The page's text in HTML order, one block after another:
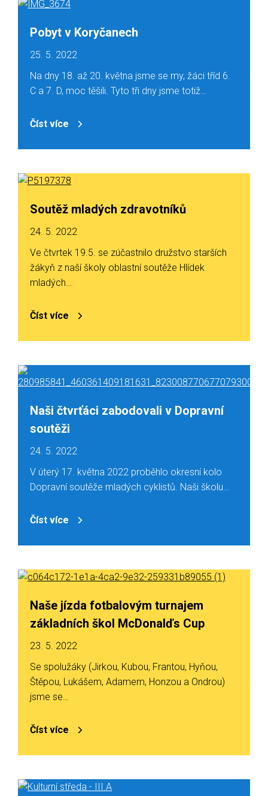
Pobyt v Koryčanech
25. 5. 2022
Na dny 18. až 20. května jsme se my, žáci tříd 6.
C a 7. D, moc těšili. Tyto tři dny jsme totiž…
Číst více
Soutěž mladých zdravotníků
24. 5. 2022
Ve čtvrtek 19.5. se zúčastnilo družstvo starších
žákyň z naší školy oblastní soutěže Hlídek
mladých…
Číst více
Naši čtvrťáci zabodovali v Dopravní
soutěži
24. 5. 2022
V úterý 17. května 2022 proběhlo okresní kolo
Dopravní soutěže mladých cyklistů. Naši školu…
Číst více
Naše jízda fotbalovým turnajem
základních škol McDonalďs Cup
23. 5. 2022
Se spolužáky (Jirkou, Kubou, Frantou, Hyňou,
Štěpou, Lukášem, Adamem, Honzou a Ondrou)
jsme se…
Číst více